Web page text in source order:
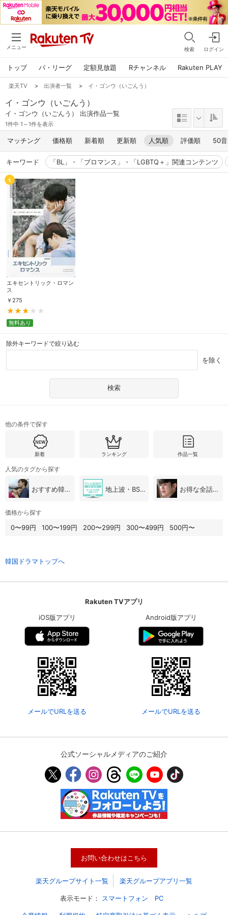
メニュー 検索 ログイン
トップ パ・リーグ 定額見放題 Rチャンネル Rakuten PLAY
会員設定 会員情報 閉じる
基本情報、本人連絡先、パスワード 、クレ
ジットカード情報の変更が可能です。
楽天TV > 出演者一覧 > イ・ゴンウ（いごんう）
イ・ゴンウ（いごんう）
イ・ゴンウ（いごんう） 出演作品一覧
1件中 1～1件を表示
マッチング 価格順 新着順 更新順 人気順 評価順 50
キーワード 「BL」・「ブロマンス」・「LGBTQ＋」関連コンテンツ
1
エキセントリック・ロマン
ス
￥ 275
無料あり
除外キーワードで絞り込む
を除く
他の条件で探す
新着 ランキング 作品一覧
人気のタグから探す
おすすめ韓国ドラマ 地上波・BS放送（韓国ドラマ） お得な全話パック
価格から探す
0〜99円 100〜199円 200〜299円 300〜499円 500円〜
韓国ドラマトップへ
Rakuten TVアプリ
iOS版アプリ
メールでURLを送る
Android版アプリ
メールでURLを送る
公式ソーシャルメディアのご紹介
お問い合わせはこちら
楽天グループサイト一覧 楽天グループアプリ一覧
表示モード： スマートフォン PC